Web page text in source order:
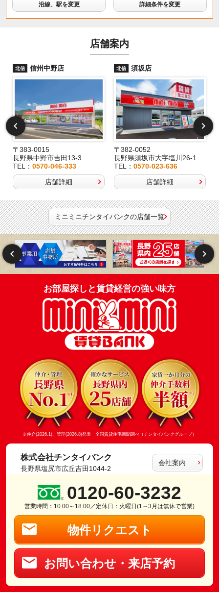
沿線、駅を変更 詳細条件を変更
店舗案内
北信 信州中野店
〒383-0015
長野県中野市吉田13-3
TEL： 0570-046-333
店舗詳細
北信 須坂店
〒382-0052
長野県須坂市大字塩川26-1
TEL：0570-023-636
店舗詳細
ミニミニチンタイバンクの店舗一覧
お部屋探しと賃貸経営の強い味方
※仲介(2026.1)、管理(2026.8)発表 全国賃貸住宅新聞調べ（チンタイバンクグループ）
株式会社チンタイバンク
長野県塩尻市広丘吉田1044-2
会社案内
0120-60-3232
営業時間：10:00～18:00／定休日：火曜日(1～3月は無休で営業)
物件リクエスト
お問い合わせ・来店予約